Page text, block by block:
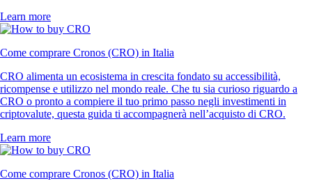
Learn more
Come comprare Cronos (CRO) in Italia
CRO alimenta un ecosistema in crescita fondato su accessibilità,
ricompense e utilizzo nel mondo reale. Che tu sia curioso riguardo a
CRO o pronto a compiere il tuo primo passo negli investimenti in
criptovalute, questa guida ti accompagnerà nell’acquisto di CRO.
Learn more
Come comprare Cronos (CRO) in Italia